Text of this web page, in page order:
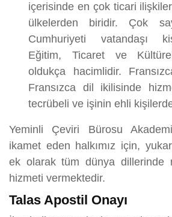
içerisinde en çok ticari
ülkelerden biridir. Çok
Cumhuriyeti vatandaşı
Eğitim, Ticaret ve
oldukça hacimlidir.
Fransızca dil ikilisinde
tecrübeli ve işinin ehli
Yeminli Çeviri Bürosu
ikamet eden halkımız için,
ek olarak tüm dünya dillerinde
hizmeti vermektedir.
Talas Apostil Onayı